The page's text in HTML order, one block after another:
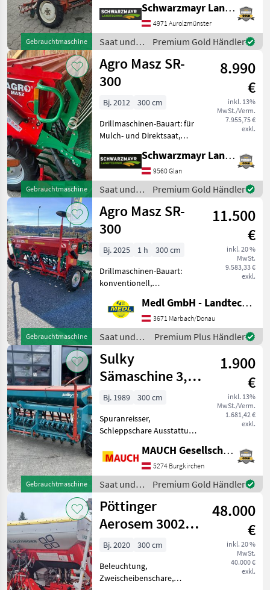
Gebrauchtmaschine
Fahrgassenschaltung,
Fahrwerk, Schleppschare,
Spuranreisser EDV: 70917
Sämaschine - mit 3, 0m
Arbeitsbreite - mit
Schwarzmayr Landtechnik GmbH - Aurolzmünster
4971 Aurolzmünster
Saat und
Pflege /
Reform
Premium Gold Händler
Gebrauchtmaschine
Agro Masz SR-
300
8.990
€
inkl. 13%
MwSt./Verm.
7.955,75 €
exkl.
Bj. 2012
300 cm
Drillmaschinen-Bauart: für
Mulch- und Direktsaat,
Extrastriegel,
Fahrgassenschaltung,
Fahrwerk, Spuranreisser
EDV: 70898 Sämaschine -
mit 3, 0m Arbe
Schwarzmayr Landtechnik GmbH - Glan
9560 Glan
Saat und
Pflege /
Agro Masz
Premium Gold Händler
Gebrauchtmaschine
Agro Masz SR-
300
11.500
€
inkl. 20 %
MwSt.
9.583,33 €
exkl.
Bj. 2025 1 h
300 cm
Drillmaschinen-Bauart:
konventionell,
Einscheibenschare,
Extrastriegel,
Fahrgassenschaltung,
Fahrwerk, Spuranreisser
Agro Masz Sämaschine
Einscheibenschare m
Medl GmbH - Landtechnik Großhandel
3671 Marbach/Donau
Saat und
Pflege /
Agro Masz
Premium Plus Händler
Gebrauchtmaschine
Sulky
Sämaschine 3,0
m
1.900
€
inkl. 13%
MwSt./Verm.
1.681,42 €
exkl.
Bj. 1989
300 cm
Spuranreisser,
Schleppschare Ausstattung:
Schleppschare Das Gerät ist
in Burgkirchen lagernd.
Damit ich mir ausreichend
Zeit für Sie nehmen
MAUCH Gesellschaft m.b.H. & Co.KG
5274 Burgkirchen
Saat und
Pflege /
Sulky
Premium Gold Händler
Pöttinger
Aerosem 3002
ADD / Lion 303
48.000
€
inkl. 20 %
MwSt.
40.000 €
exkl.
Bj. 2020
300 cm
Beleuchtung,
Zweischeibenschare,